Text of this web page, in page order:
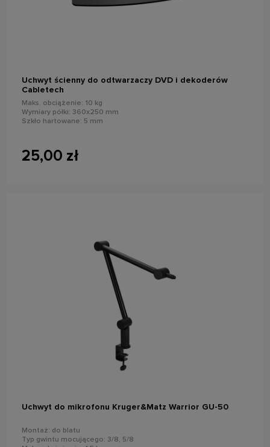
Uchwyt ścienny do odtwarzaczy DVD i dekoderów
Cabletech
Maks. obciążenie: 10 kg
Wymiary półki: 360x250 mm
Szkło hartowane: 5 mm
25,00 zł
Uchwyt do mikrofonu Kruger&Matz Warrior GU-50
Montaż: do blatu
Typ gwintu mocującego: 3/8, 5/8
powiadom o dostępności